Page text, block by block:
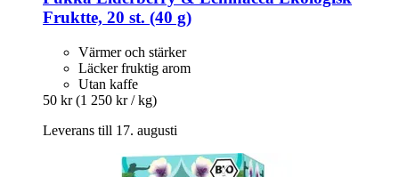
Fruktte, 20 st. (40 g)
Värmer och stärker
Läcker fruktig arom
Utan kaffe
50 kr (1 250 kr / kg)
Leverans till 17. augusti